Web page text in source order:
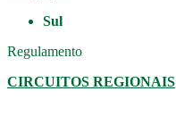
Sul
Regulamento
CIRCUITOS REGIONAIS